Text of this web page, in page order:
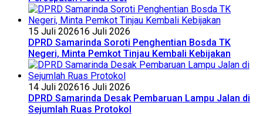
15 Juli 202616 Juli 2026
DPRD Samarinda Soroti Penghentian Bosda TK
Negeri, Minta Pemkot Tinjau Kembali Kebijakan
14 Juli 202616 Juli 2026
DPRD Samarinda Desak Pembaruan Lampu Jalan di
Sejumlah Ruas Protokol